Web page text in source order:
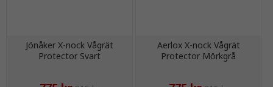
Jönåker X-nock Vågrät
Protector Svart
Aerlox X-nock Vågrät
Protector Mörkgrå